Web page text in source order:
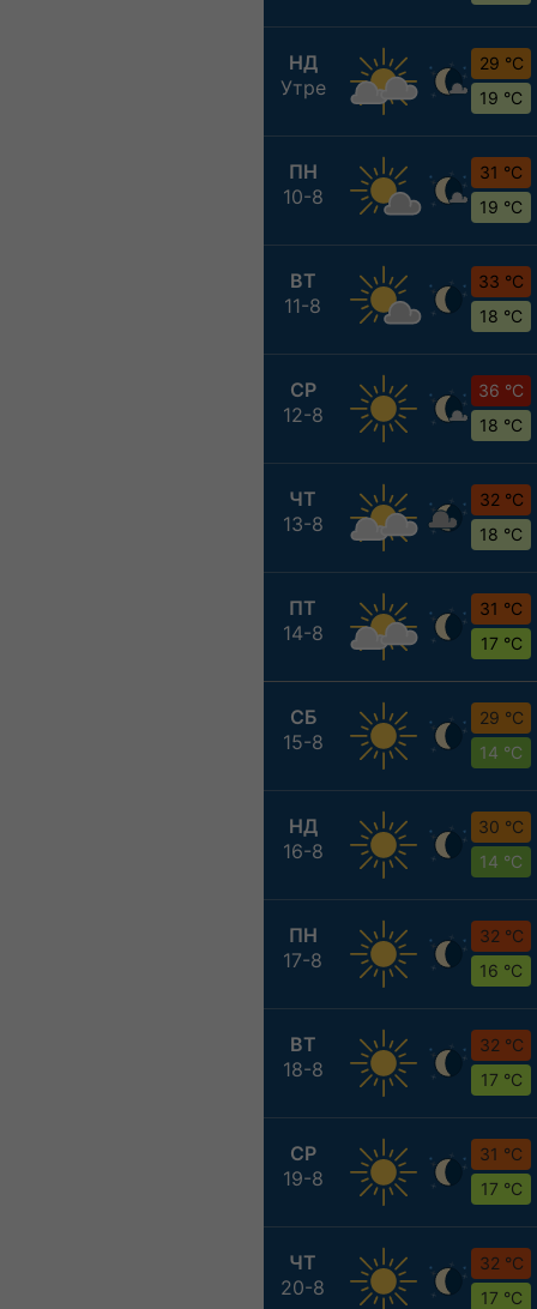
НД
Утре
29 °C
19 °C
ПН
10-8
31 °C
19 °C
ВТ
11-8
33 °C
18 °C
СР
12-8
36 °C
18 °C
ЧТ
13-8
32 °C
18 °C
ПТ
14-8
31 °C
17 °C
СБ
15-8
29 °C
14 °C
НД
16-8
30 °C
14 °C
ПН
17-8
32 °C
16 °C
ВТ
18-8
32 °C
17 °C
СР
19-8
31 °C
17 °C
ЧТ
20-8
32 °C
17 °C